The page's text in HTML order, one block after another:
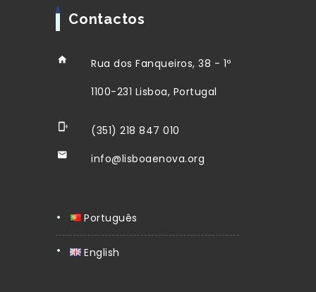
Contactos
Rua dos Fanqueiros, 38 - 1º
1100-231 Lisboa, Portugal
(351) 218 847 010
info@lisboaenova.org
Português
English